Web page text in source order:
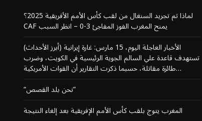
لماذا تم تجريد السنغال من لقب كأس الأمم الأفريقية 2025؟
CAF يمنح المغرب الفوز المفاجئ 3-0 – انظر السبب
(أبرز الأحداث) الأخبار العاجلة اليوم، 15 مارس: غارة إيرانية
تستهدف قاعدة علي السالم الجوية الرئيسية في الكويت، وضرب
طائرة مقاتلة، حسبما ذكرت التقارير أن القوات الأمريكية…
“نحن بلد القصص”
المغرب يتوج بلقب كأس الأمم الإفريقية بعد إلغاء النتيجة